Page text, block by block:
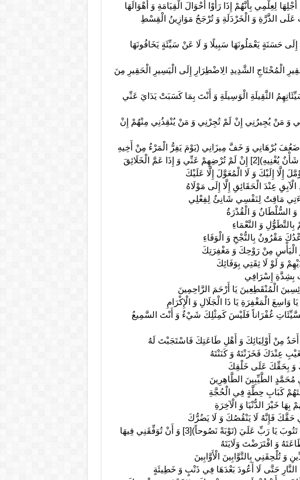
لِعِلْمِي بِأَنَّهُمْ إِذَا رَأَوْا أَحْوَالَ الْقِيَامَةِ وَ أَهْوَالَهَا
عَلَى الذَّرَّةِ وَ الْخَرْدَلَةِ وَ تُرْجَحُ مَوَازِينُ الْقِسْطِ
حَسَنَةٍ يَعْمَلُونَهَا سَبِيلًا وَ لَا عَنْ سَيِّئَةٍ يَخَافُونَهَا
الْمُحْتَاجِ الشَّدِيدِ الِاضْطِرَارِ إِلَى الْيَسِيرِ الْحَقِيرِ مِنَ
الثَّقِيلَةِ الْوَسِيلَةِ وَ أَنْتَ بِمَا كَسَبَتْ يَدَايَ عَنِّي
وَ مَنْ يُجِيرُنِي إِنْ لَمْ تُجِرْنِي وَ مَنْ يُنْقِذُنِي مِنْهُمْ إِنْ
بُرْهَانِي وَ خَفَّ مِيزَانِي‏ (يَوْمَ يَفِرُّ الْمَرْءُ مِنْ أَخِيهِ
وَ إِذَا عَمَّ الْخَلَائِقَ
إِلَّا إِلَيْكَ وَ لَا الْمُعَوَّلَ إِلَّا عَلَيْكَ
عِنْدَ الْحَقَائِقِ إِلَّا إِلَى مَوْلَاهُ
مَاقِتٌ لِنَفْسِي شَانِئٌ لِفِعْلِي
السُّلْطَانُ وَ الْقُدْرَةُ
وَ النَّعْمَاءِ
مَقْرُونٌ بِالنُّجْحِ وَ الْوَفَاءِ
الْيَأْسِ مِنْ رَوْحِكَ وَ مَغْفِرَتِكَ
وَ لَوْ لَا ثِقَتِي بِوَفَائِكَ
بِشِدَّةِ إِسْرَافِي
الْمُنْقَطِعِينَ يَا أَرْحَمَ الرَّاحِمِينَ
وَاسِعَ الْمَغْفِرَةِ يَا ذَا الْجَلَالِ وَ الْإِكْرَامِ
غُفْرَاناً فَلَيْسَ كَمِثْلِكَ شَيْ‏ءٌ وَ أَنْتَ السَّمِيعُ
مِنْ أَوْلِيَائِكَ وَ أَهْلِ طَاعَتِكَ فَاسْتَجَبْتَ لَهُ
عِنْدَكَ فَخَزَنْتَهُ وَ كَنَنْتَهُ
وَ بِحَقِّكَ عَلَى خَلْقِكَ
الطَّيِّبِينَ الطَّاهِرِينَ
كَبَابِ حِطَّةٍ فِي الْحُجَّةِ
بِهَا خَيْرَ الدُّنْيَا وَ الْآخِرَةِ
فَإِنَّهُ لَا يَنْقُصُكَ وَ لَا يَضُرُّكَ
وَ تُرْضِيَ عَنِّي خَلْقَكَ فَإِنَّهُ لَا يُعْجِزُكَ وَ لَا يُعْوِزُكَ وَ أَنْ تَتُوبَ يَا رَبِّ عَلَيَ‏ (تَوْبَةً نَصُوحاً)[3] وَ أَنْ تُوَفِّقَنِي فِيهَا
وَ افْتَرَضْتَ وَلَايَتَهُ
تُلْحِقَنِي بِالتَّوَّابِينَ الْأَوَّابِينَ‏